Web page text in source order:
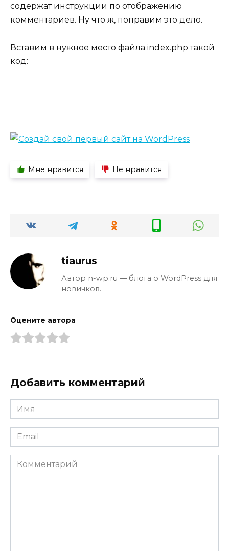
содержат инструкции по отображению
комментариев. Ну что ж, поправим это дело.
Вставим в нужное место файла index.php такой
код:
Мне нравится Не нравится
tiaurus
Автор n-wp.ru — блога о WordPress для
новичков.
Оцените автора
Добавить комментарий
Имя
*
Email
*
Комментарий